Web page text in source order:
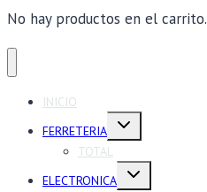
No hay productos en el carrito.
INICIO
FERRETERIA
Alternar
TOTAL
ELECTRONICA
Alternar